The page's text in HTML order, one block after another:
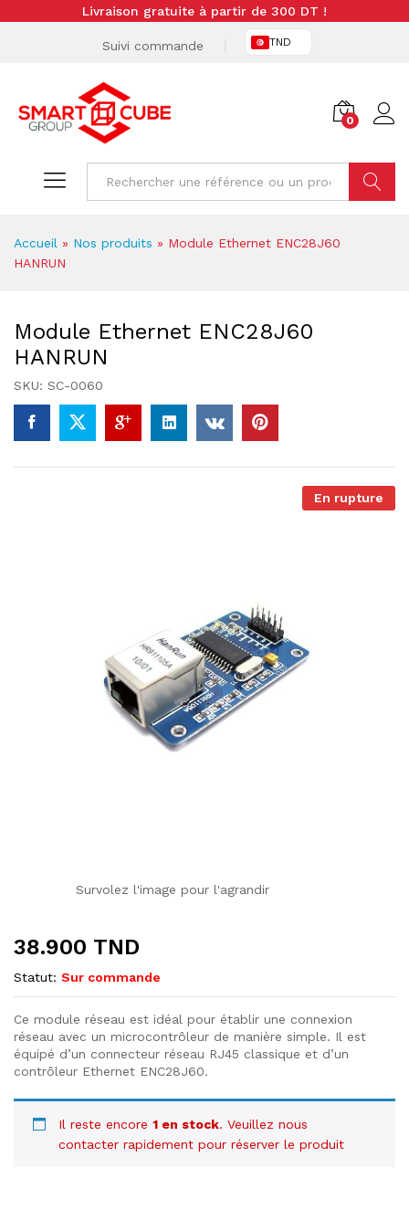
Livraison gratuite à partir de 300 DT !
Suivi commande TND
0
Accueil » Nos produits » Module Ethernet ENC28J60
HANRUN
Module Ethernet ENC28J60
HANRUN
SKU: SC-0060
En rupture
Survolez l'image pour l'agrandir
38.900 TND
Statut: Sur commande
Ce module réseau est idéal pour établir une connexion
réseau avec un microcontrôleur de manière simple. Il est
équipé d’un connecteur réseau RJ45 classique et d’un
contrôleur Ethernet ENC28J60.
Il reste encore 1 en stock. Veuillez nous
contacter rapidement pour réserver le produit